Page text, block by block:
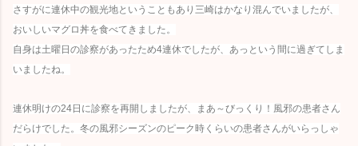
さすがに連休中の観光地ということもあり三崎はかなり混んでいましたが、
おいしいマグロ丼を食べてきました。
自身は土曜日の診察があったため4連休でしたが、あっという間に過ぎてしま
いましたね。
連休明けの24日に診察を再開しましたが、まあ～びっくり！風邪の患者さん
だらけでした。冬の風邪シーズンのピーク時くらいの患者さんがいらっしゃ